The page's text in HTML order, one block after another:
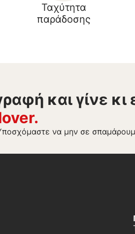
Ταχύτητα
παράδοσης
και γίνε κι
να μην σε